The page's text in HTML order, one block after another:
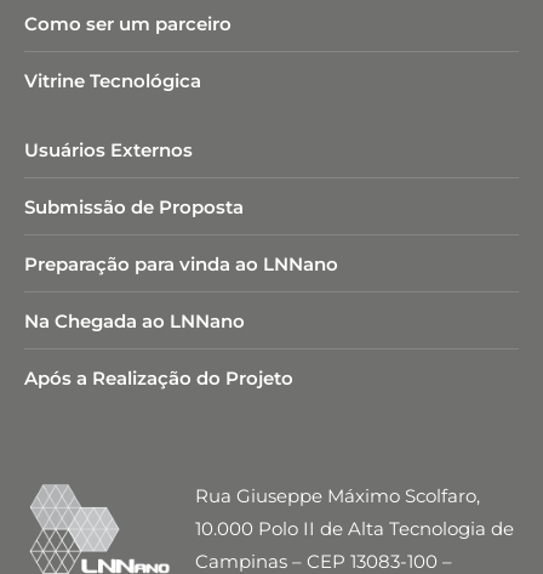
Como ser um parceiro
Vitrine Tecnológica
Usuários Externos
Submissão de Proposta
Preparação para vinda ao LNNano
Na Chegada ao LNNano
Após a Realização do Projeto
Rua Giuseppe Máximo Scolfaro,
10.000 Polo II de Alta Tecnologia de
Campinas – CEP 13083-100 –